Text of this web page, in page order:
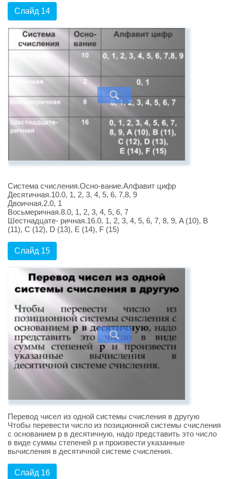
Слайд 14
Система счисления.Осно-вание.Алфавит цифр
Десятичная.10.0, 1, 2, 3, 4, 5, 6, 7,8, 9
Двоичная.2.0, 1
Восьмеричная.8.0, 1, 2, 3, 4, 5, 6, 7
Шестнадцате- ричная.16.0, 1, 2, 3, 4, 5, 6, 7, 8, 9, A (10), B
(11), C (12), D (13), E (14), F (15)
Слайд 15
Перевод чисел из одной системы счисления в другую
Чтобы перевести число из позиционной системы счисления
с основанием p в десятичную, надо представить это число
в виде суммы степеней p и произвести указанные
вычисления в десятичной системе счисления.
Слайд 16